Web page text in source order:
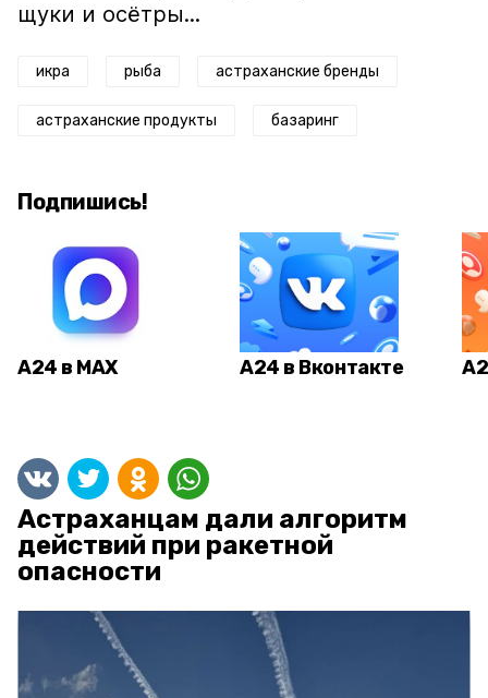
щуки и осётры...
икра рыба астраханские бренды
астраханские продукты базаринг
Подпишись!
А24 в MAX А24 в Вконтакте
Астраханцам дали алгоритм
действий при ракетной
опасности